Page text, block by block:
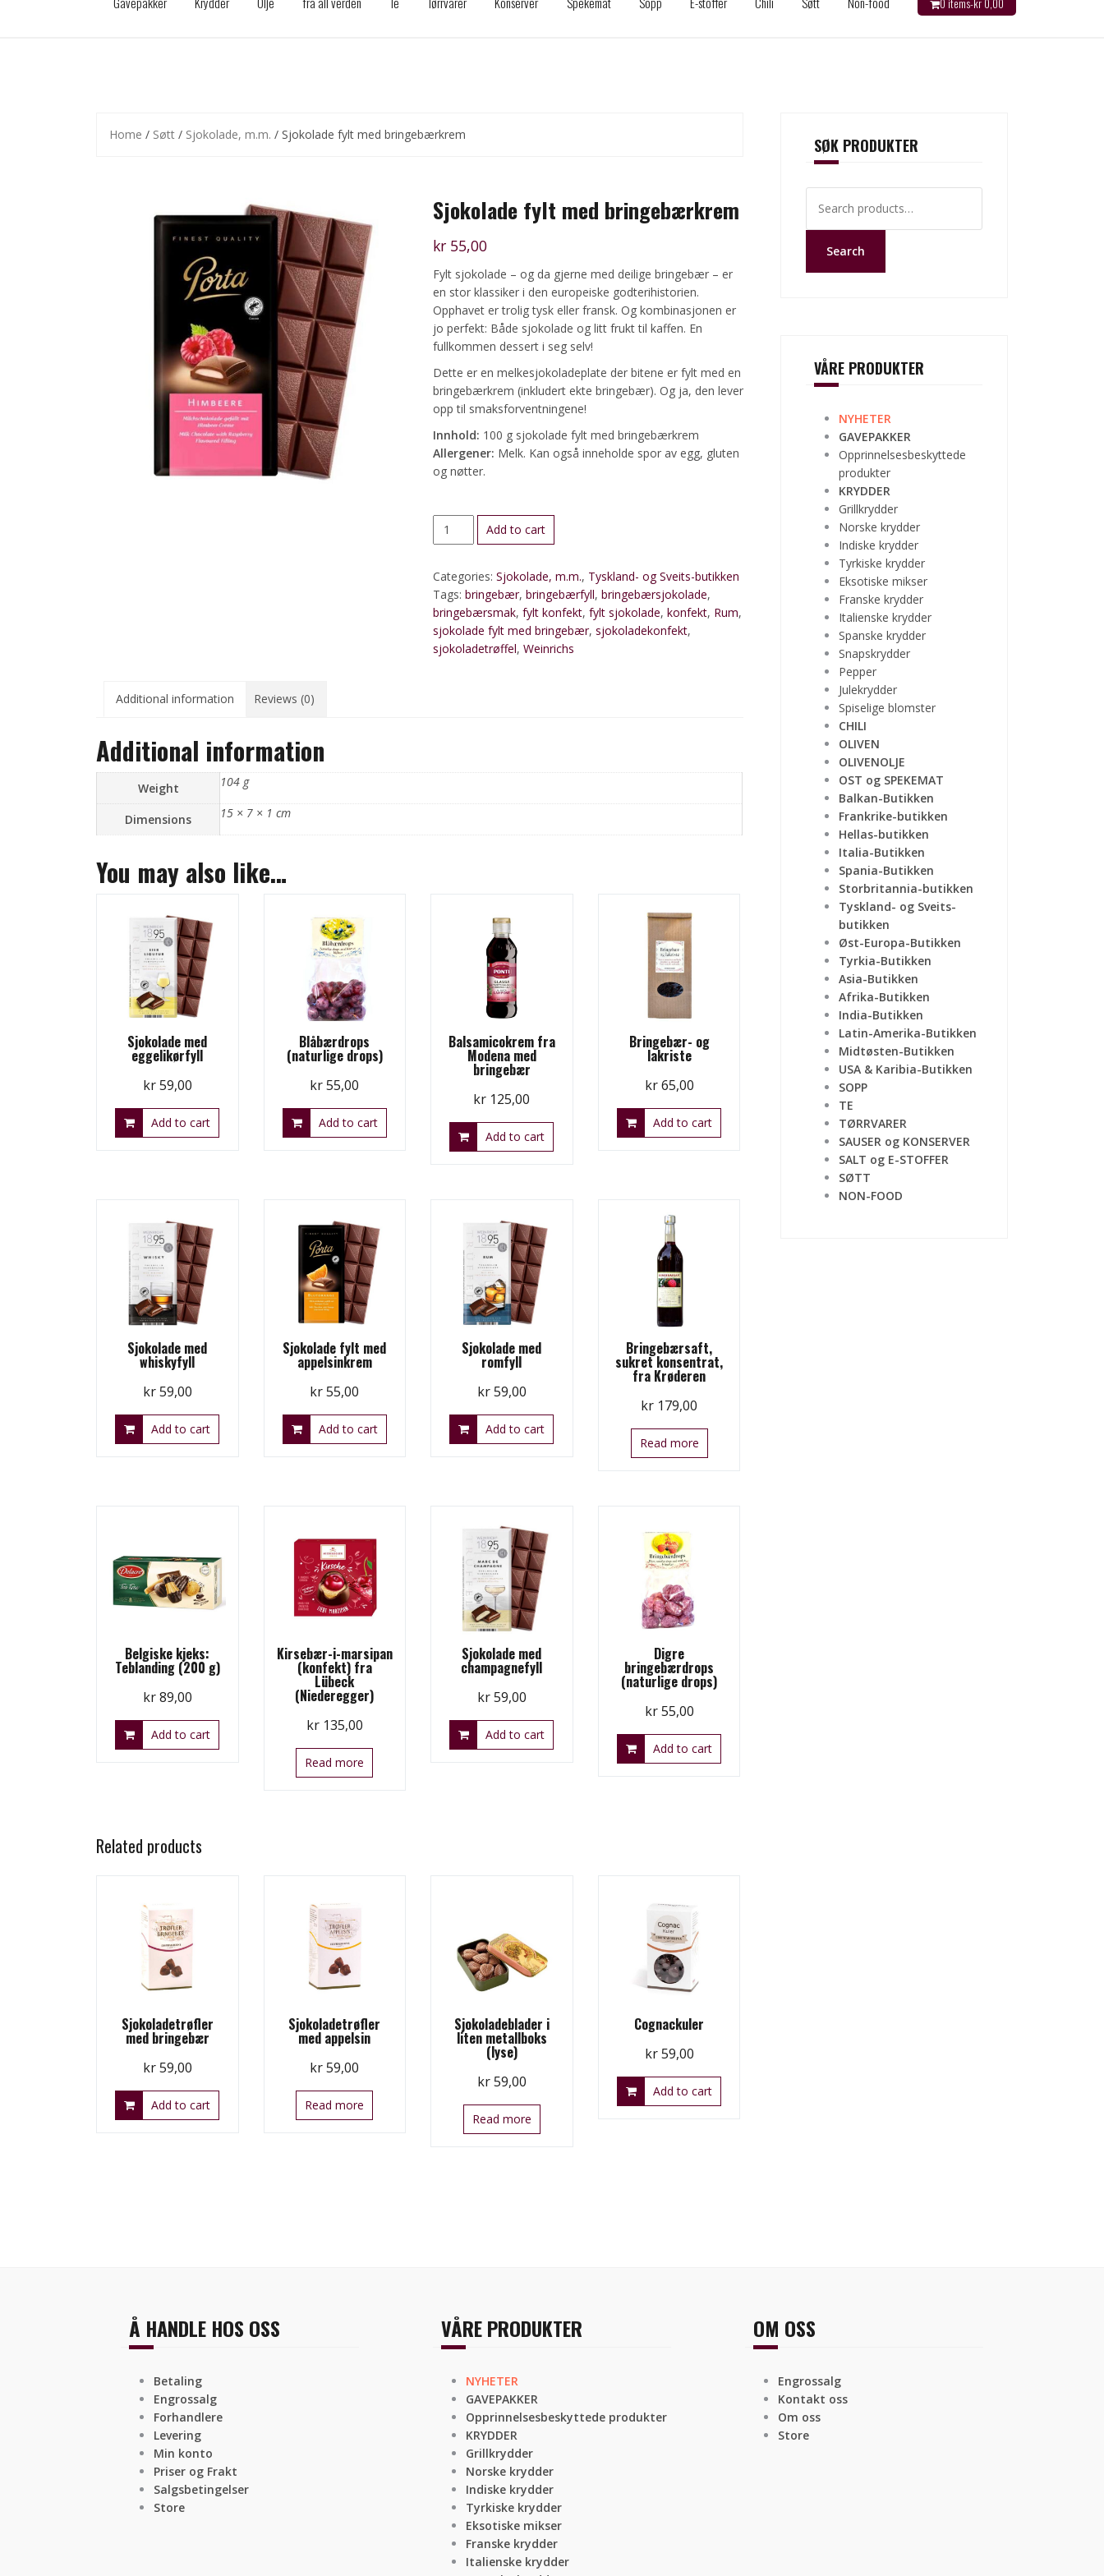
0 items-kr0,00
Home / Søtt / Sjokolade, m.m. / Sjokolade fylt med bringebærkrem
Sjokolade fylt med bringebærkrem
kr55,00
Fylt sjokolade – og da gjerne med deilige bringebær – er
en stor klassiker i den europeiske godterihistorien.
Opphavet er trolig tysk eller fransk. Og kombinasjonen er
jo perfekt: Både sjokolade og litt frukt til kaffen. En
fullkommen dessert i seg selv!
Dette er en melkesjokoladeplate der bitene er fylt med en
bringebærkrem (inkludert ekte bringebær). Og ja, den lever
opp til smaksforventningene!
Innhold: 100 g sjokolade fylt med bringebærkrem
Allergener: Melk. Kan også inneholde spor av egg, gluten
og nøtter.
Sjokolade
fylt
bringebærkrem
quantity
Add to cart
Categories: Sjokolade, m.m., Tyskland- og Sveits-butikken
Tags: bringebær, bringebærfyll, bringebærsjokolade,
bringebærsmak, fylt konfekt, fylt sjokolade, konfekt, Rum,
sjokolade fylt med bringebær, sjokoladekonfekt,
sjokoladetrøffel, Weinrichs
Additional information Reviews (0)
Additional information
Weight 104 g
Dimensions 15 × 7 × 1 cm
You may also like…
Sjokolade med
eggelikørfyll
kr59,00
Add to cart
Blåbærdrops
(naturlige drops)
kr55,00
Add to cart
Balsamicokrem fra
Modena med
bringebær
kr 125,00
Add to cart
Bringebær- og
lakriste
kr65,00
Add to cart
Sjokolade med
whiskyfyll
kr59,00
Add to cart
Sjokolade fylt med
appelsinkrem
kr55,00
Add to cart
Sjokolade med
romfyll
kr59,00
Add to cart
Bringebærsaft,
sukret konsentrat,
fra Krøderen
kr 179,00
Read more
Belgiske kjeks:
Teblanding (200 g)
kr89,00
Add to cart
Kirsebær-i-marsipan
(konfekt) fra
Lübeck
(Niederegger)
kr135,00
Read more
Sjokolade med
champagnefyll
kr59,00
Add to cart
Digre
bringebærdrops
(naturlige drops)
kr55,00
Add to cart
Related products
Sjokoladetrøfler
med bringebær
kr59,00
Add to cart
Sjokoladetrøfler
med appelsin
kr59,00
Read more
Sjokoladeblader i
liten metallboks
(lyse)
kr59,00
Read more
Cognackuler
kr59,00
Add to cart
SØK PRODUKTER
for:
Search
VÅRE PRODUKTER
NYHETER
GAVEPAKKER
Opprinnelsesbeskyttede
produkter
KRYDDER
Grillkrydder
Norske krydder
Indiske krydder
Tyrkiske krydder
Eksotiske mikser
Franske krydder
Italienske krydder
Spanske krydder
Snapskrydder
Pepper
Julekrydder
Spiselige blomster
CHILI
OLIVEN
OLIVENOLJE
OST og SPEKEMAT
Balkan-Butikken
Frankrike-butikken
Hellas-butikken
Italia-Butikken
Spania-Butikken
Storbritannia-butikken
Tyskland- og Sveits-
butikken
Øst-Europa-Butikken
Tyrkia-Butikken
Asia-Butikken
Afrika-Butikken
India-Butikken
Latin-Amerika-Butikken
Midtøsten-Butikken
USA & Karibia-Butikken
SOPP
TE
TØRRVARER
SAUSER og KONSERVER
SALT og E-STOFFER
SØTT
NON-FOOD
Å HANDLE HOS OSS
Betaling
Engrossalg
Forhandlere
Levering
Min konto
Priser og Frakt
Salgsbetingelser
Store
VÅRE PRODUKTER
NYHETER
GAVEPAKKER
Opprinnelsesbeskyttede produkter
KRYDDER
Grillkrydder
Norske krydder
Indiske krydder
Tyrkiske krydder
Eksotiske mikser
Franske krydder
Italienske krydder
OM OSS
Engrossalg
Kontakt oss
Om oss
Store